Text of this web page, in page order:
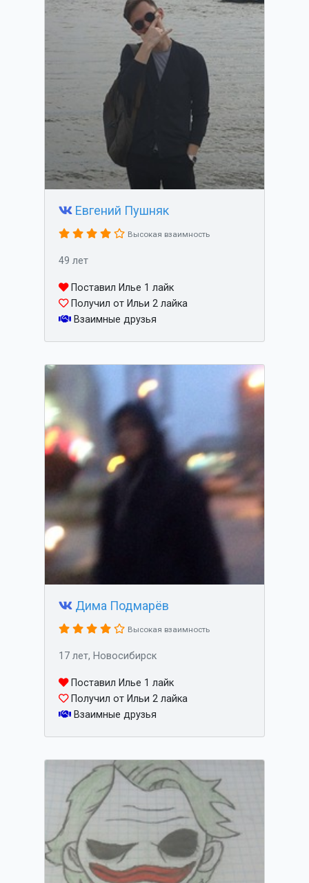
Евгений Пушняк
Высокая взаимность
49 лет
Поставил Илье 1 лайк
Получил от Ильи 2 лайка
Взаимные друзья
Дима Подмарёв
Высокая взаимность
17 лет, Новосибирск
Поставил Илье 1 лайк
Получил от Ильи 2 лайка
Взаимные друзья